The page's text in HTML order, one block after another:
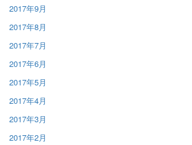
2017年9月
2017年8月
2017年7月
2017年6月
2017年5月
2017年4月
2017年3月
2017年2月